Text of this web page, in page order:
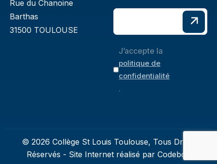
Rue du Chanoine
Barthas
31500 TOULOUSE
J’accepte la
politique de
confidentialité
.
© 2026 Collège St Louis Toulouse, Tous Droits
Réservés - Site Internet réalisé par Codebox